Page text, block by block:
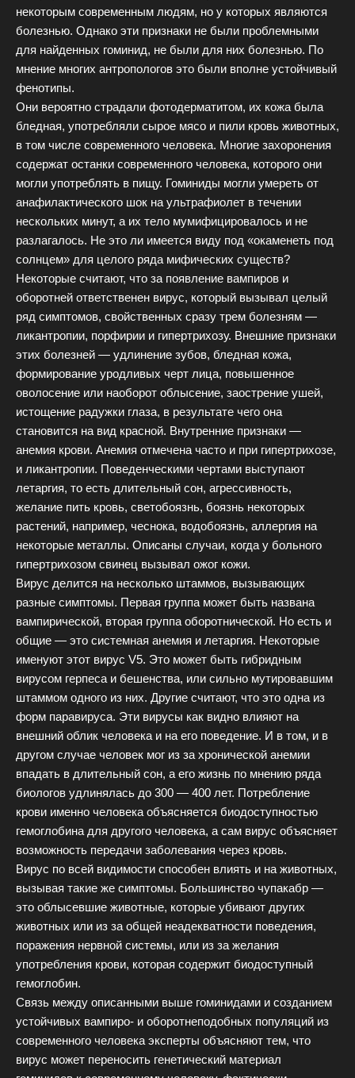
некоторым современным людям, но у которых являются
болезнью. Однако эти признаки не были проблемными
для найденных гоминид, не были для них болезнью. По
мнение многих антропологов это были вполне устойчивый
фенотипы.
Они вероятно страдали фотодерматитом, их кожа была
бледная, употребляли сырое мясо и пили кровь животных,
в том числе современного человека. Многие захоронения
содержат останки современного человека, которого они
могли употреблять в пищу. Гоминиды могли умереть от
анафилактического шок на ультрафиолет в течении
нескольких минут, а их тело мумифицировалось и не
разлагалось. Не это ли имеется виду под «окаменеть под
солнцем» для целого ряда мифических существ?
Некоторые считают, что за появление вампиров и
оборотней ответственен вирус, который вызывал целый
ряд симптомов, свойственных сразу трем болезням —
ликантропии, порфирии и гипертрихозу. Внешние признаки
этих болезней — удлинение зубов, бледная кожа,
формирование уродливых черт лица, повышенное
оволосение или наоборот облысение, заострение ушей,
истощение радужки глаза, в результате чего она
становится на вид красной. Внутренние признаки —
анемия крови. Анемия отмечена часто и при гипертрихозе,
и ликантропии. Поведенческими чертами выступают
летаргия, то есть длительный сон, агрессивность,
желание пить кровь, светобоязнь, боязнь некоторых
растений, например, чеснока, водобоязнь, аллергия на
некоторые металлы. Описаны случаи, когда у больного
гипертрихозом свинец вызывал ожог кожи.
Вирус делится на несколько штаммов, вызывающих
разные симптомы. Первая группа может быть названа
вампирической, вторая группа оборотнической. Но есть и
общие — это системная анемия и летаргия. Некоторые
именуют этот вирус V5. Это может быть гибридным
вирусом герпеса и бешенства, или сильно мутировавшим
штаммом одного из них. Другие считают, что это одна из
форм паравируса. Эти вирусы как видно влияют на
внешний облик человека и на его поведение. И в том, и в
другом случае человек мог из за хронической анемии
впадать в длительный сон, а его жизнь по мнению ряда
биологов удлинялась до 300 — 400 лет. Потребление
крови именно человека объясняется биодоступностью
гемоглобина для другого человека, а сам вирус объясняет
возможность передачи заболевания через кровь.
Вирус по всей видимости способен влиять и на животных,
вызывая такие же симптомы. Большинство чупакабр —
это облысевшие животные, которые убивают других
животных или из за общей неадекватности поведения,
поражения нервной системы, или из за желания
употребления крови, которая содержит биодоступный
гемоглобин.
Связь между описанными выше гоминидами и созданием
устойчивых вампиро- и оборотнеподобных популяций из
современного человека эксперты объясняют тем, что
вирус может переносить генетический материал